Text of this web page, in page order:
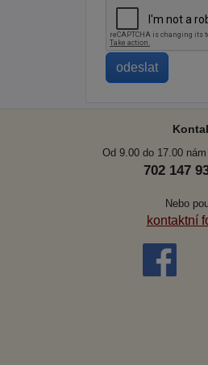
Od 9.00 do 17.00
702 147
Nebo
kontaktní